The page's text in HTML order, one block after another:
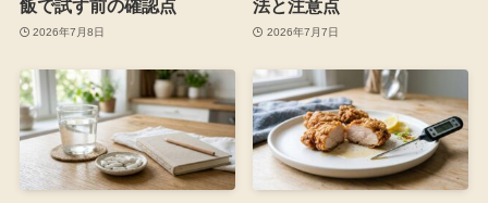
飯で試す前の確認点
2026年7月8日
法と注意点
2026年7月7日